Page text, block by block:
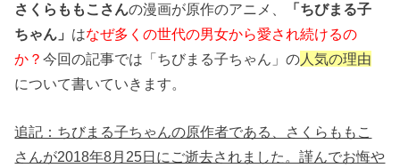
さくらももこさんの漫画が原作のアニメ、
「ちびまる子
ちゃん」 はなぜ多くの世代の男女から愛され続けるの
か？今回の記事では「ちびまる子ちゃん」の 人気の理由
について書いていきます。
追記：ちびまる子ちゃんの原作者である、さくらももこ
さんが2018年8月25日にご逝去されました。謹んでお悔や